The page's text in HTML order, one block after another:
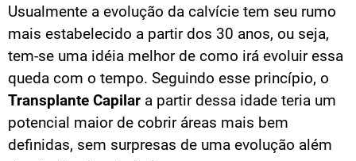
Usualmente a evolução da calvície tem seu rumo
mais estabelecido a partir dos 30 anos, ou seja,
tem-se uma idéia melhor de como irá evoluir essa
queda com o tempo. Seguindo esse princípio, o
Transplante Capilar a partir dessa idade teria um
potencial maior de cobrir áreas mais bem
definidas, sem surpresas de uma evolução além